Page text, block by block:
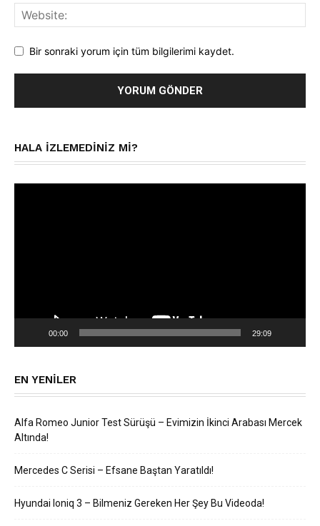
Bir sonraki yorum için tüm bilgilerimi kaydet.
HALA IZLEMEDINIZ MI?
00:00 29:09
EN YENILER
Alfa Romeo Junior Test Sürüşü – Evimizin İkinci Arabası Mercek
Altında!
Mercedes C Serisi – Efsane Baştan Yaratıldı!
Hyundai Ioniq 3 – Bilmeniz Gereken Her Şey Bu Videoda!